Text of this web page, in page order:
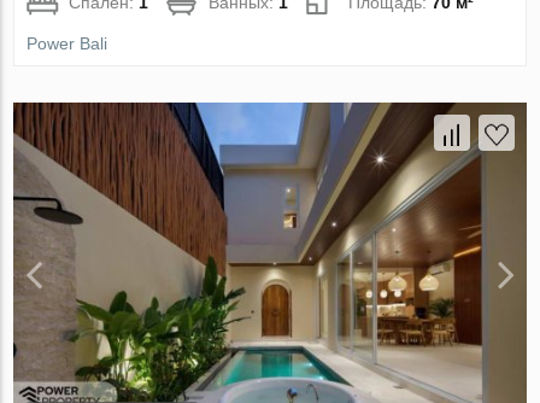
Power Bali